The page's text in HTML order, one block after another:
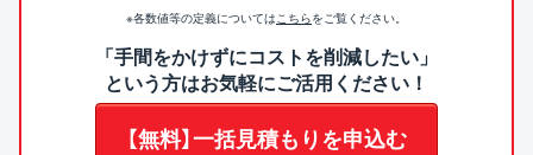
※各数値等の定義については こちらをご覧ください。
「手間をかけずにコストを削減したい」
という方はお気軽にご活用ください！
【無料】一括見積もりを申込む